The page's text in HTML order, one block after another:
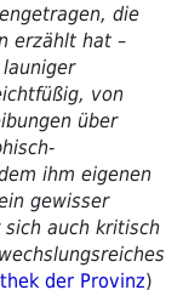
die
erzählt hat –
von
über
ihm eigenen
gewisser
auch kritisch
der Provinz)